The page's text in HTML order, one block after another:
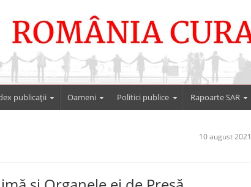
publicații Oameni Politici publice Rapoarte SAR
10 august 2021